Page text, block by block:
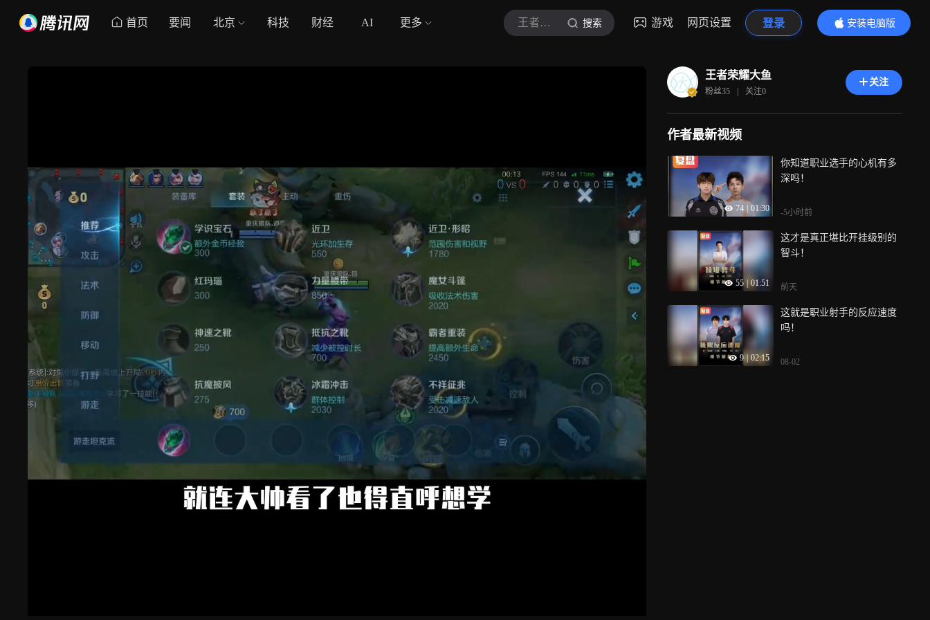
首页 要闻 北京 科技 财经 AI 更多 王者荣耀大鱼 搜索 游戏 网页设置 登录
安装电脑版
内容更精彩
王者荣耀大鱼
粉丝35 | 关注0
关注
作者最新视频
74 01:30
你知道职业选手的心机有多
深吗！
-5小时前
55 01:51
这才是真正堪比开挂级别的
智斗！
前天
9 02:15
这就是职业射手的反应速度
吗！
08-02